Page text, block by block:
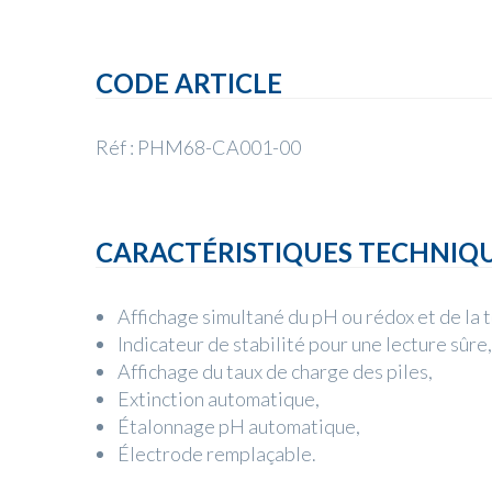
CODE ARTICLE
Réf : PHM68-CA001-00
CARACTÉRISTIQUES
Affichage simultané du pH ou rédox et de la
Indicateur de stabilité pour une lecture sûre,
Affichage du taux de charge des piles,
Extinction automatique,
Étalonnage pH automatique,
Électrode remplaçable.